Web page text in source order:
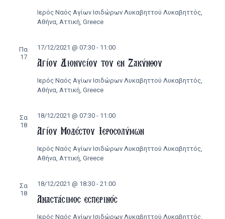
Ιερός Ναός Αγίων Ισιδώρων Λυκαβηττού Λυκαβηττός,
Αθήνα, Αττική, Greece
Πα
17
Αγίου Διονυσίου του εν Ζακύνθου
17/12/2021 @ 07:30- 11:00
Ιερός Ναός Αγίων Ισιδώρων Λυκαβηττού Λυκαβηττός,
Αθήνα, Αττική, Greece
Σα
18
Αγίου Μοδέστου Ιεροσολύμων
18/12/2021 @ 07:30- 11:00
Ιερός Ναός Αγίων Ισιδώρων Λυκαβηττού Λυκαβηττός,
Αθήνα, Αττική, Greece
Σα
18
Αναστάσιμος εσπερινός
18/12/2021 @ 18:30- 21:00
Ιερός Ναός Αγίων Ισιδώρων Λυκαβηττού Λυκαβηττός,